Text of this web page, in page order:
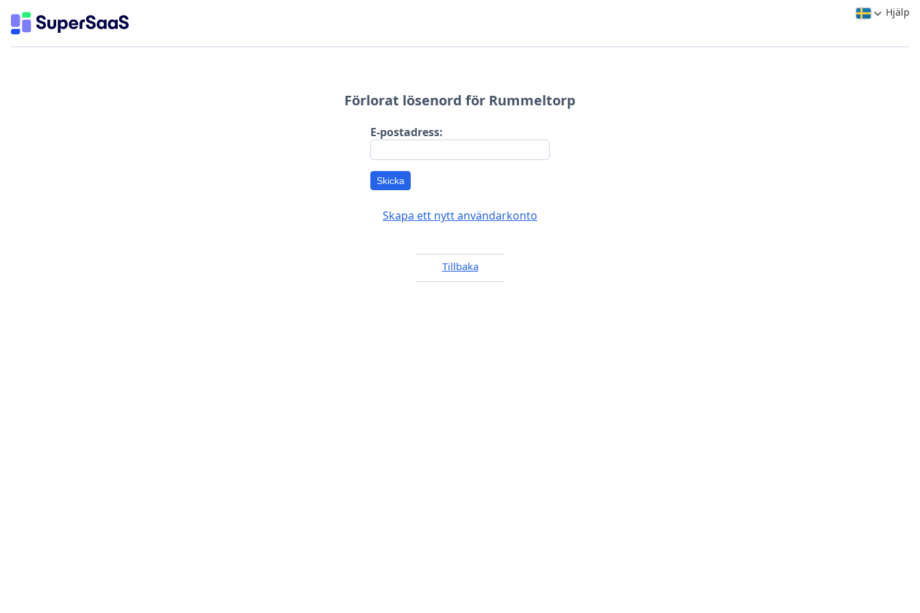
Hjälp
Förlorat lösenord för Rummeltorp
E-postadress:
Skicka
Skapa ett nytt användarkonto
Tillbaka